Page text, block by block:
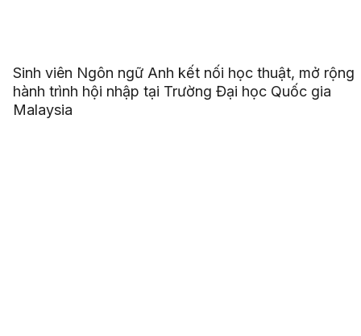
Sinh viên Ngôn ngữ Anh kết nối học thuật, mở rộng
hành trình hội nhập tại Trường Đại học Quốc gia
Malaysia